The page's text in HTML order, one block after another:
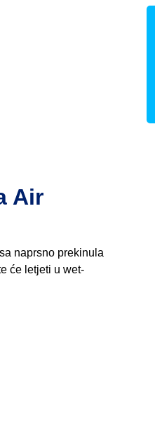
Air
naprsno prekinula
će letjeti u wet-